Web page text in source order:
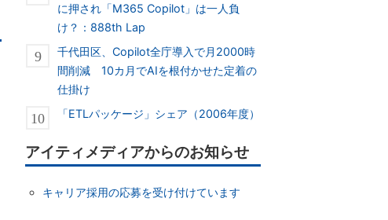
に押され「M365 Copilot」は一人負
け？：888th Lap
千代田区、Copilot全庁導入で月2000時
間削減 10カ月でAIを根付かせた定着の
仕掛け
「ETLパッケージ」シェア（2006年度）
アイティメディアからのお知らせ
キャリア採用の応募を受け付けています